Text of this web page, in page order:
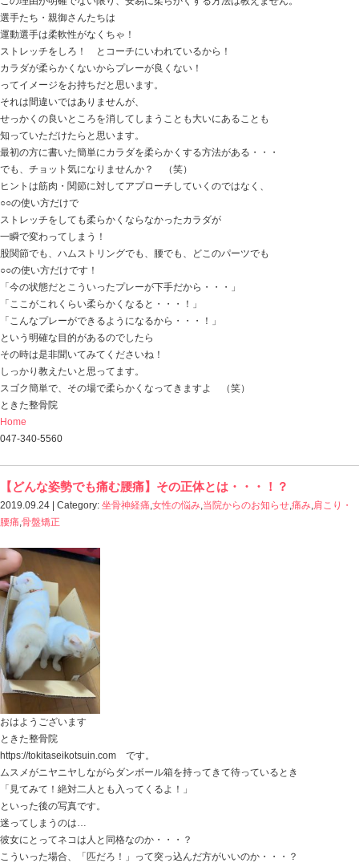
頭の中のモヤモヤがスッキリし、頭が軽くなって
そうなるとカラダ全体もなぜか軽くなっていきます。
カラダをコントロールすることに摩擦がなくなったから
マッサージ 温泉 ストレッチ カラオケ・・・
色んなストレス解消がありますが、
ダイレクトに頭の疲れを抜いてみる。
これは現代社会の忙しい中で生きていく方々に
非常におすすめですよ！
ときた整骨院
Home
047-340-5560
【体の柔軟性】運動選手はカラダが柔らけれ
2019.09.25 | Category:
知らせ,未分類,痛み